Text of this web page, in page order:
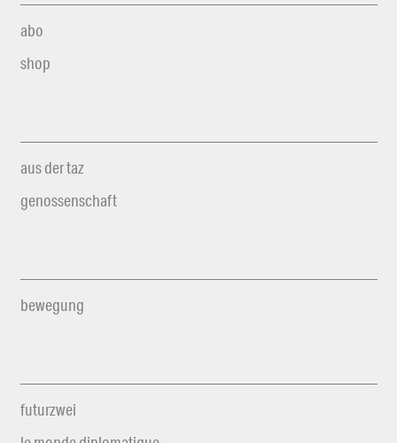
abo
shop
aus der taz
genossenschaft
bewegung
futurzwei